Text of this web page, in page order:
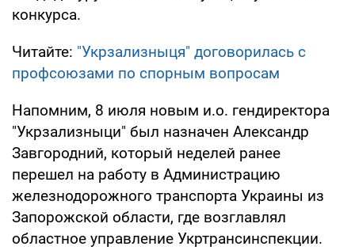
конкурса.
Читайте: "Укрзализныця" договорилась с
профсоюзами по спорным вопросам
Напомним, 8 июля новым и.о. гендиректора
"Укрзализныци" был назначен Александр
Завгородний, который неделей ранее
перешел на работу в Администрацию
железнодорожного транспорта Украины из
Запорожской области, где возглавлял
областное управление Укртрансинспекции.